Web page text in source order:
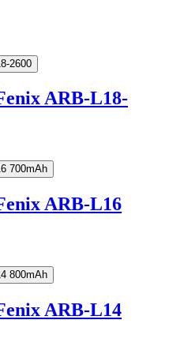
ARB-L18-
ARB-L16
ARB-L14